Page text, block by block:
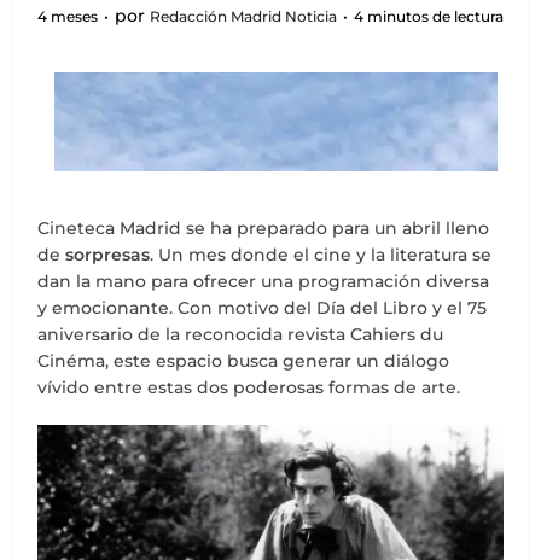
4 meses por Redacción Madrid Noticia 4 minutos de lectura
Cineteca Madrid se ha preparado para un abril lleno
desorpresas. Un mes donde el cine y la literatura se
dan la mano para ofrecer una programación diversa
y emocionante. Con motivo del Día del Libro y el 75
aniversario de la reconocida revista Cahiers du
Cinéma, este espacio busca generar un diálogo
vívido entre estas dos poderosas formas de arte.